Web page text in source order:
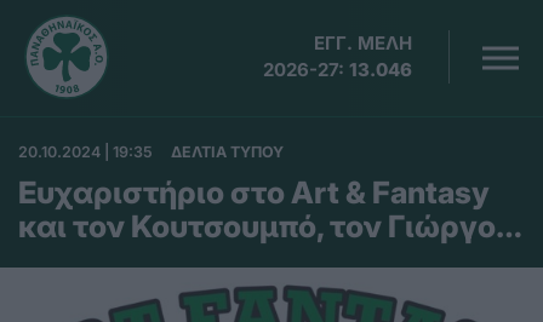
ΕΓΓ. ΜΕΛΗ
2026-27: 13.046
20.10.2024 | 19:35 ΔΕΛΤΙΑ ΤΥΠΟΥ
Ευχαριστήριο στο Art & Fantasy
και τον Κουτσουμπό, τον Γιώργο…